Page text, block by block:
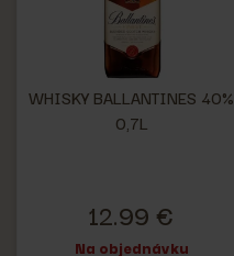
WHISKY BALLANTINES 40%
0,7L
12.99 €
Na objednávku